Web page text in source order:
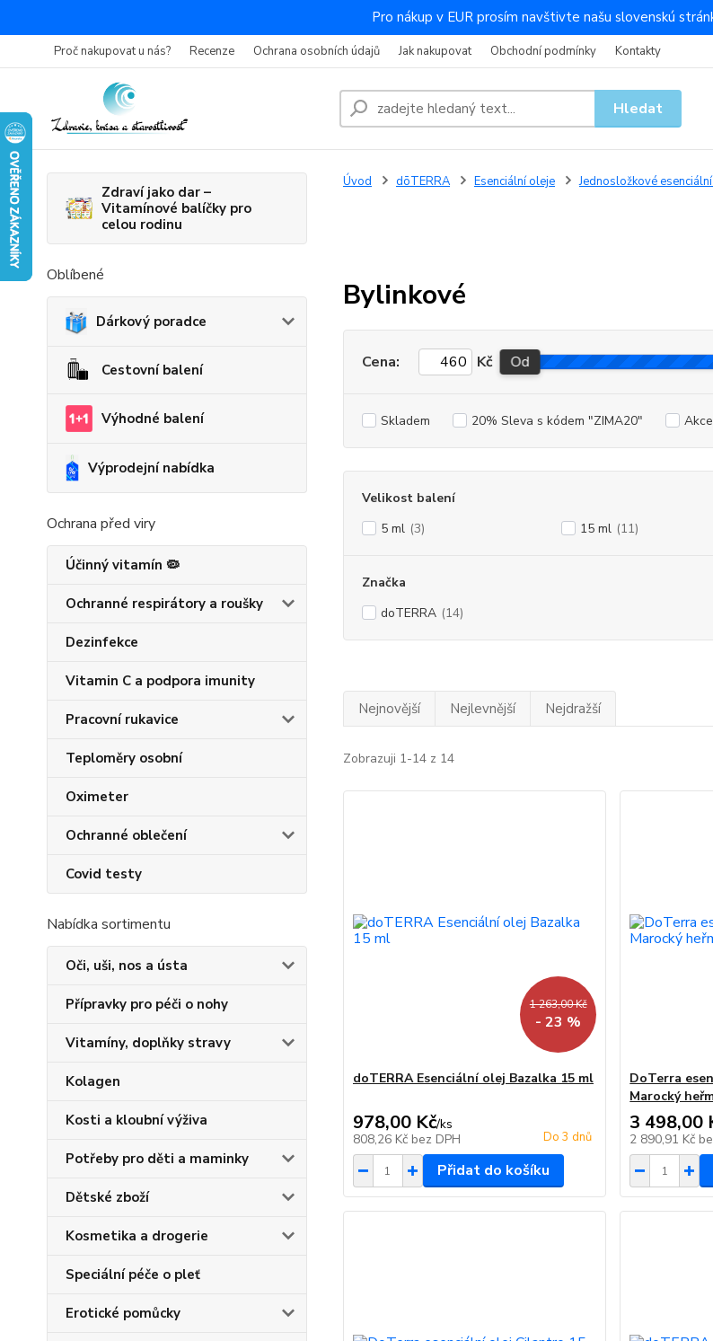
Pro nákup v EUR prosím navštivte našu slovenskú
Proč nakupovat u nás? Recenze Ochrana osobních údajů Jak nakupovat Obchodní podmínky Kontakty
Hledat
Zdraví jako dar –
Vitamínové balíčky pro
celou rodinu
Oblíbené
Dárkový poradce
Cestovní balení
Výhodné balení
Výprodejní nabídka
Ochrana před viry
Účinný vitamín 🦠
Ochranné respirátory a roušky
Dezinfekce
Vitamin C a podpora imunity
Pracovní rukavice
Teploměry osobní
Oximeter
Ochranné oblečení
Covid testy
Nabídka sortimentu
Oči, uši, nos a ústa
Přípravky pro péči o nohy
Vitamíny, doplňky stravy
Kolagen
Kosti a kloubní výživa
Potřeby pro děti a maminky
Dětské zboží
Kosmetika a drogerie
Speciální péče o pleť
Erotické pomůcky
Úvod dōTERRA Esenciální oleje Jednosložkové
Bylinkové
Cena: Kč Od
Skladem 20% Sleva s kódem "ZIMA20" Akce
Velikost balení
5 ml (3) 15 ml (11)
Značka
doTERRA (14)
Nejnovější Nejlevnější Nejdražší
Zobrazuji 1-14 z 14
1 263,00 Kč
- 23 %
doTERRA Esenciální olej Bazalka 15 ml
978,00 Kč/ks
808,26 Kč bez DPH Do 3 dnů
Přidat do košíku
DoTerra
Marocký
3 498,00
2 890,91 Kč